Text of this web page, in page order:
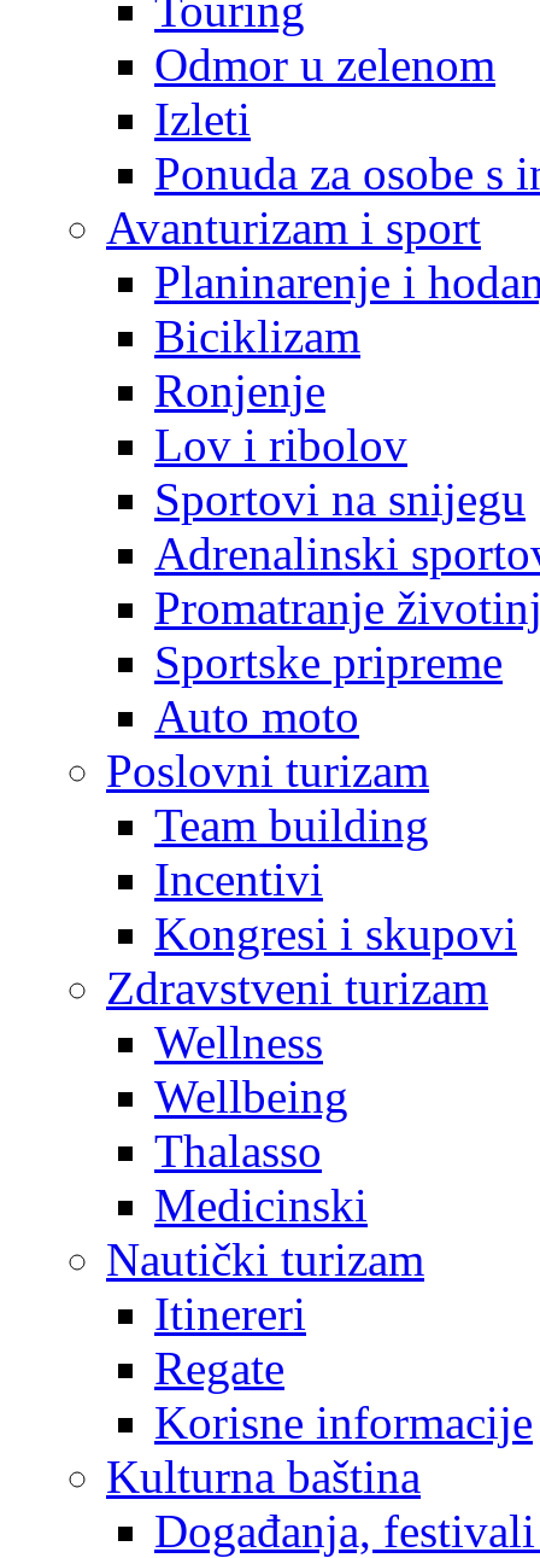
Odmor u zelenom
Izleti
Ponuda za osobe s
Avanturizam i sport
Planinarenje i
Biciklizam
Ronjenje
Lov i ribolov
Sportovi na snijegu
Adrenalinski
Promatranje
Sportske pripreme
Auto moto
Poslovni turizam
Team building
Incentivi
Kongresi i skupovi
Zdravstveni turizam
Wellness
Wellbeing
Thalasso
Medicinski
Nautički turizam
Itinereri
Regate
Korisne informacije
Kulturna baština
Događanja,